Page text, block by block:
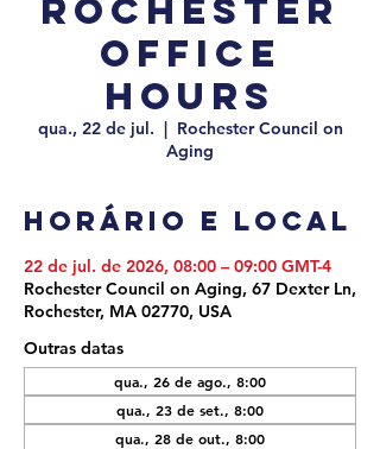
Rochester
Office
Hours
qua., 22 de jul.
  |
Rochester Council on
Aging
Horário e local
22 de jul. de 2026, 08:00 – 09:00 GMT-4
Rochester Council on Aging, 67 Dexter Ln,
Rochester, MA 02770, USA
Outras datas
qua., 26 de ago., 8:00
qua., 23 de set., 8:00
qua., 28 de out., 8:00